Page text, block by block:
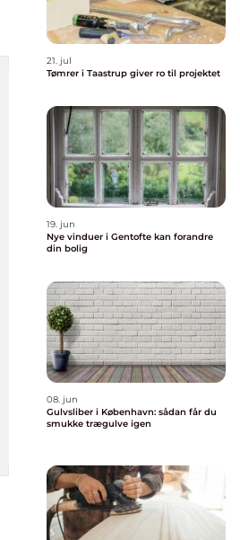
21. jul
Tømrer i Taastrup giver ro til projektet
19. jun
Nye vinduer i Gentofte kan forandre
din bolig
08. jun
Gulvsliber i København: sådan får du
smukke trægulve igen